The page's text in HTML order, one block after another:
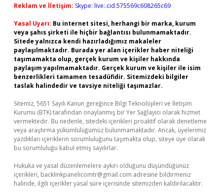
Reklam ve İletişim: Skype: live:.cid.575569c608265c69
Yasal Uyarı: Bu internet sitesi, herhangi bir marka, kurum
veya şahıs şirketi ile hiçbir bağlantısı bulunmamaktadır.
Sitede yalnızca kendi hazırladığımız makaleler
paylaşılmaktadır. Burada yer alan içerikler haber niteliği
taşımamakta olup, gerçek kurum ve kişiler hakkında
paylaşım yapılmamaktadır. Gerçek kurum ve kişiler ile isim
benzerlikleri tamamen tesadüfidir. Sitemizdeki bilgiler
taslak halindedir ve tavsiye niteliği taşımazlar.
Sitemiz, 5651 Sayılı Kanun gereğince Bilgi Teknolojileri ve İletişim
Kurumu (BTK) tarafından onaylanmış bir Yer Sağlayıcı olarak hizmet
vermektedir. Bu nedenle, sitedeki içerikleri proaktif olarak denetleme
veya araştırma yükümlülüğümüz bulunmamaktadır. Ancak, üyelerimiz
yazdıkları içeriklerin sorumluluğunu taşımakta olup, siteye üye olarak
bu sorumluluğu kabul etmiş sayılırlar.
Hukuka ve yasal düzenlemelere aykırı olduğunu düşündüğünüz
içerikleri, backlinkpanelicomtr@gmail.com adresine bildirmeniz
halinde, ilgili içerikler yasal süre içerisinde sitemizden kaldırılacaktır.